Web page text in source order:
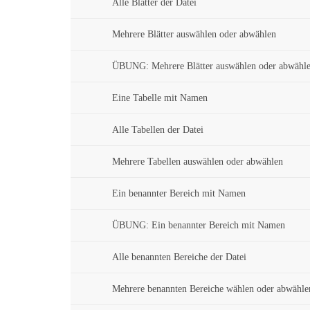
Alle Blätter der Datei
Mehrere Blätter auswählen oder abwählen
ÜBUNG: Mehrere Blätter auswählen oder
Eine Tabelle mit Namen
Alle Tabellen der Datei
Mehrere Tabellen auswählen oder abwählen
Ein benannter Bereich mit Namen
ÜBUNG: Ein benannter Bereich mit Namen
Alle benannten Bereiche der Datei
Mehrere benannten Bereiche wählen oder